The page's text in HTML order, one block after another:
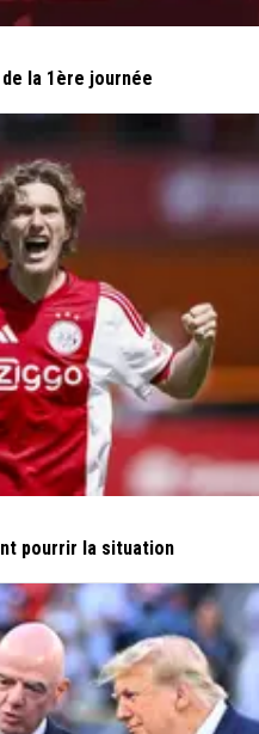
la 1ère journée
pourrir la situation